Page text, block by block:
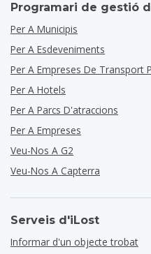
Programari de gestió
Per A Municipis
Per A Esdeveniments
Per A Empreses De Transport
Per A Hotels
Per A Parcs D'atraccions
Per A Empreses
Veu-Nos A G2
Veu-Nos A Capterra
Serveis d'iLost
Informar d'un objecte trobat